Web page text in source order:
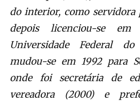
do interior, como servidora
depois licenciou-se em
Universidade Federal do
mudou-se em 1992 para
onde foi secretária de
vereadora (2000) e